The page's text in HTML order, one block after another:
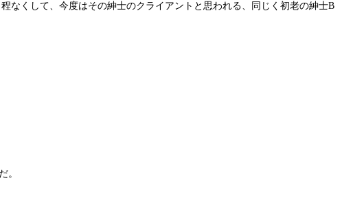
なくして、今度はその紳士のクライアントと思われる、同じく初老の紳士B
。